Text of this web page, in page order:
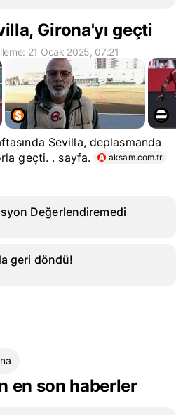
Girona'yı geçti
21 Ocak 2025, 07:21
Sevilla, deplasmanda
geçti. . sayfa.
aksam.com.tr
Değerlendiremedi
geri döndü!
en son haberler